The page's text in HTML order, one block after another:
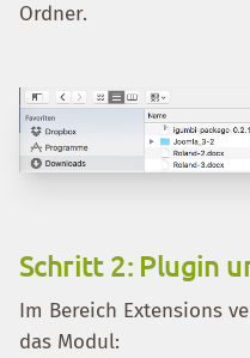
Ordner.
Schritt 2: Plugin
Im Bereich Extensions
das Modul: